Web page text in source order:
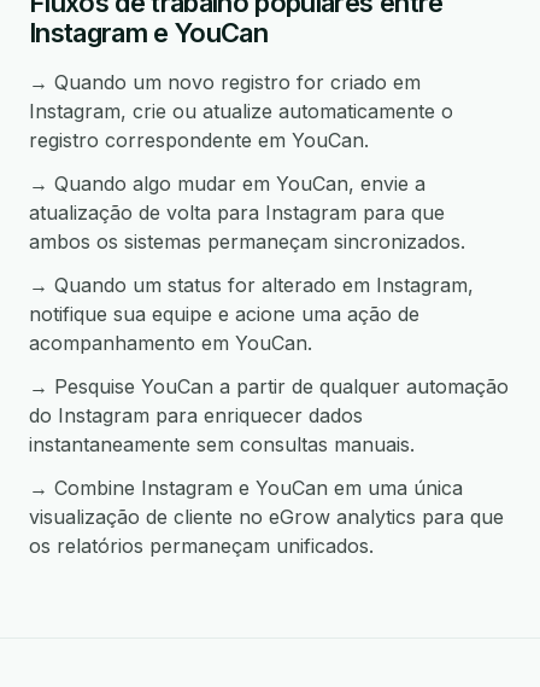
Instagram e YouCan
→ Quando um novo registro for criado em
Instagram, crie ou atualize automaticamente o
registro correspondente em YouCan.
→ Quando algo mudar em YouCan, envie a
atualização de volta para Instagram para que
ambos os sistemas permaneçam sincronizados.
→ Quando um status for alterado em Instagram,
notifique sua equipe e acione uma ação de
acompanhamento em YouCan.
→ Pesquise YouCan a partir de qualquer automação
do Instagram para enriquecer dados
instantaneamente sem consultas manuais.
→ Combine Instagram e YouCan em uma única
visualização de cliente no eGrow analytics para que
os relatórios permaneçam unificados.